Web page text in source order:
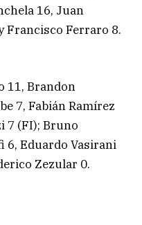
16, Juan
Francisco Ferraro 8.
11, Brandon
7, Fabián Ramírez
7 (FI); Bruno
6, Eduardo Vasirani
Zezular 0.